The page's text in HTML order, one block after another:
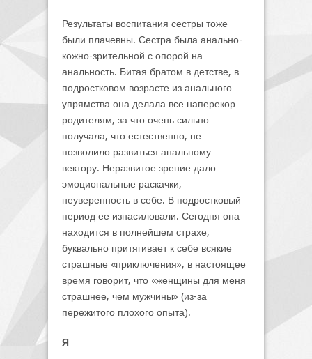
Результаты воспитания сестры тоже
были плачевны. Сестра была анально-
кожно-зрительной с опорой на
анальность. Битая братом в детстве, в
подростковом возрасте из анального
упрямства она делала все наперекор
родителям, за что очень сильно
получала, что естественно, не
позволило развиться анальному
вектору. Неразвитое зрение дало
эмоциональные раскачки,
неуверенность в себе. В подростковый
период ее изнасиловали. Сегодня она
находится в полнейшем страхе,
буквально притягивает к себе всякие
страшные «приключения», в настоящее
время говорит, что «женщины для меня
страшнее, чем мужчины» (из-за
пережитого плохого опыта).
Я